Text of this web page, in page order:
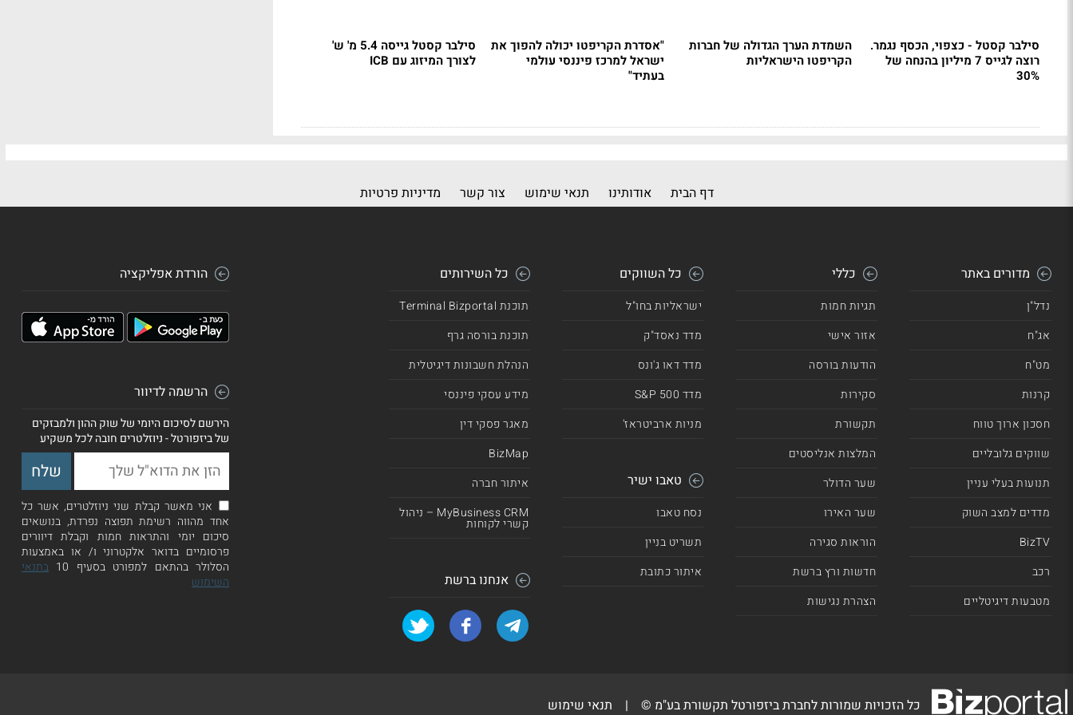
סילבר קסטל - כצפוי, הכסף נגמר.
רוצה לגייס 7 מיליון בהנחה של
30%
השמדת הערך הגדולה של חברות
הקריפטו הישראליות
"אסדרת הקריפטו יכולה להפוך את
ישראל למרכז פיננסי עולמי
בעתיד"
סילבר קסטל גייסה 5.4 מ' ש'
לצורך המיזוג עם ICB
דף הבית אודותינו תנאי שימוש צור קשר מדיניות פרטיות
מדורים באתר
נדל"ן
אג"ח
מט"ח
קרנות
חסכון ארוך טווח
שווקים גלובליים
תנועות בעלי עניין
מדדים למצב השוק
BizTV
רכב
מטבעות דיגיטליים
כללי
תגיות חמות
אזור אישי
הודעות בורסה
סקירות
תקשורת
המלצות אנליסטים
שער הדולר
שער האירו
הוראות סגירה
חדשות ורץ ברשת
הצהרת נגישות
כל השווקים
ישראליות בחו"ל
מדד נאסד"ק
מדד דאו ג'ונס
מדד 500 S&P
מניות ארביטראז'
טאבו ישיר
נסח טאבו
תשריט בניין
איתור כתובת
כל השירותים
תוכנת Terminal Bizportal
תוכנת בורסה גרף
הנהלת חשבונות דיגיטלית
מידע עסקי פיננסי
מאגר פסקי דין
BizMap
איתור חברה
MyBusiness CRM – ניהול
קשרי לקוחות
אנחנו ברשת
הורדת אפליקציה
הרשמה לדיוור
הירשם לסיכום היומי של שוק ההון ולמבזקים
של ביזפורטל - ניוזלטרים חובה לכל משקיע
אני מאשר קבלת שני ניוזלטרים, אשר כל
אחד מהווה רשימת תפוצה נפרדת, בנושאים
סיכום יומי והתראות חמות וקבלת דיוורים
פרסומיים בדואר אלקטרוני ו/ או באמצעות
הסלולר בהתאם למפורט בסעיף 10
בתנאי
השימוש
כל הזכויות שמורות לחברת ביזפורטל תקשורת בע"מ © | תנאי שימוש